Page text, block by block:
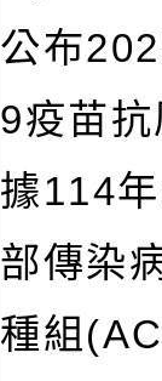
公布
9疫苗
據114
部傳染
種組